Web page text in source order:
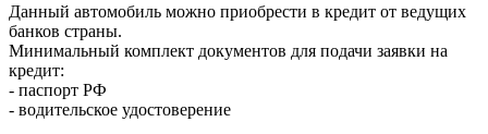
Данный автомобиль можно приобрести в кредит от ведущих
банков страны.
Минимальный комплект документов для подачи заявки на
кредит:
- паспорт РФ
- водительское удостоверение